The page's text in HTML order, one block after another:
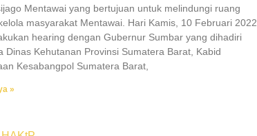
Mentawai yang bertujuan untuk melindungi ruang
masyarakat Mentawai. Hari Kamis, 10 Februari 2022
hearing dengan Gubernur Sumbar yang dihadiri
Dinas Kehutanan Provinsi Sumatera Barat, Kabid
Kesabangpol Sumatera Barat,
»